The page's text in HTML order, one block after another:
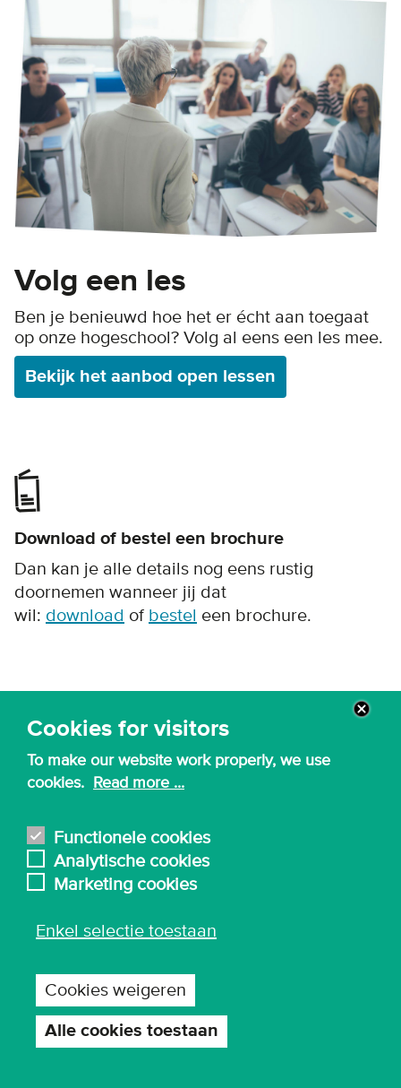
Cookies for visitors
To make our website work properly, we use
cookies. Read more ...
Functionele cookies
Analytische cookies
Marketing cookies
Enkel selectie toestaan
Cookies weigeren
Alle cookies toestaan
Volg een les
Ben je benieuwd hoe het er écht aan toegaat
op onze hogeschool? Volg al eens een les mee.
Bekijk het aanbod open lessen
Download of bestel een brochure
Dan kan je alle details nog eens rustig
doornemen wanneer jij dat
wil: download of bestel een brochure.
Schrijf je in op onze nieuwsbrief
Laat ons weten welke opleidingen jij
informatie op.Ik kies mijn favoriete opleidingen
...
Chat met een student